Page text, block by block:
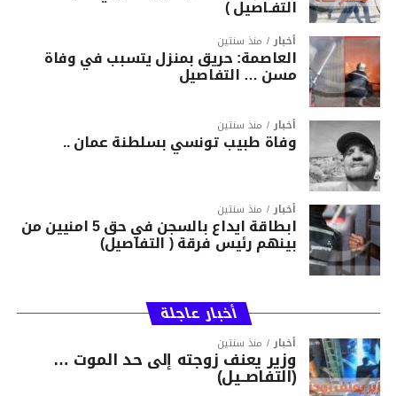
التفـاصيل )
أخبار منذ سنتين
العاصمة: حريق بمنزل يتسبب في وفاة
مسن … التفاصيل
أخبار منذ سنتين
وفاة طبيب تونسي بسلطنة عمان ..
أخبار منذ سنتين
ابطاقة ايداع بالسجن في حق 5 امنيين من
بينهم رئيس فرقة ( التفاصيل)
أخبار عاجلة
أخبار منذ سنتين
وزير يعنف زوجته إلى حد الموت …
(التفاصــيل)